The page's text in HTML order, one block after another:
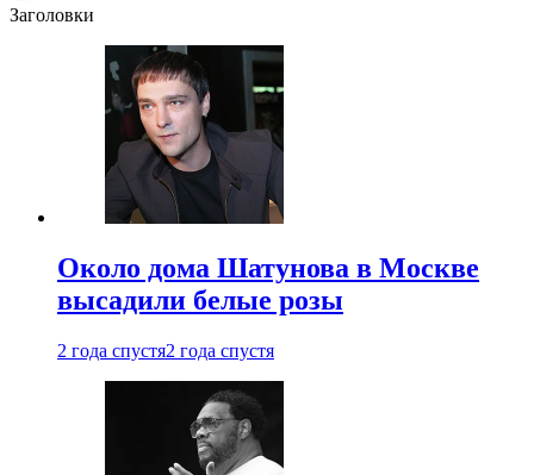
Заголовки
Около дома Шатунова в Москве
высадили белые розы
2 года спустя2 года спустя